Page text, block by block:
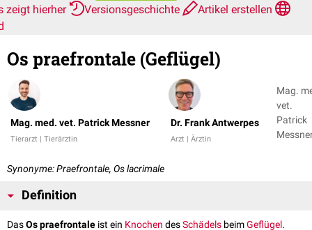
zeigt hierher
Versionsgeschichte
Artikel erstellen
Os praefrontale (Geflügel)
Mag. med. vet. Patrick Messner
Tierarzt | Tierärztin
Dr. Frank Antwerpes
Arzt | Ärztin
Mag.
vet.
Patrick
Synonyme: Praefrontale, Os lacrimale
Definition
DasOs praefrontale ist ein Knochen desSchädels beimGeflügel.